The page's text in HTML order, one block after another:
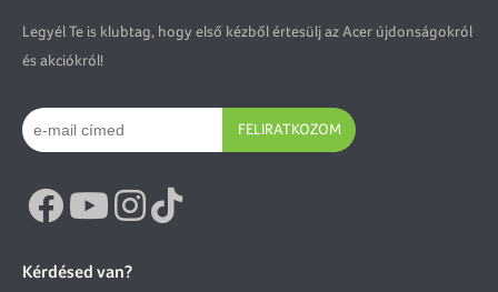
Legyél Te is klubtag, hogy első kézből értesülj az Acer újdonságokról
és akciókról!
FELIRATKOZOM
Kérdésed van?